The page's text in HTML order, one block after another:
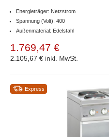
Energieträger: Netzstrom
Spannung (Volt): 400
Außenmaterial: Edelstahl
1.769,47 €
2.105,67 € inkl. MwSt.
Express